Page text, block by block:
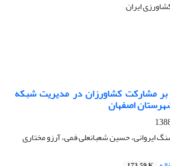
بر مشارکت کشاورزان در مدیریت شبکه
اصفهان
ایروانی، حسین شعبانعلی فمی، آرزو مختاری